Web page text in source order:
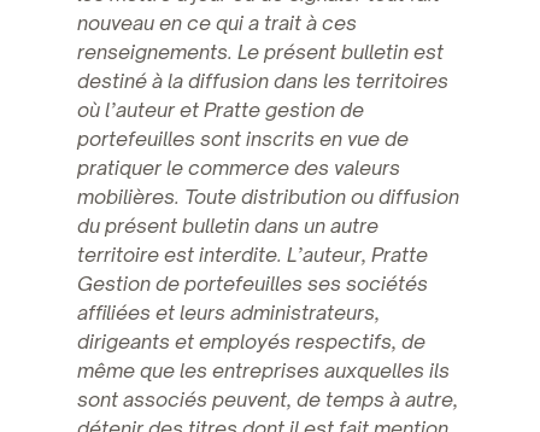
nouveau en ce qui a trait à ces
renseignements. Le présent bulletin est
destiné à la diffusion dans les territoires
où l’auteur et Pratte gestion de
portefeuilles sont inscrits en vue de
pratiquer le commerce des valeurs
mobilières. Toute distribution ou diffusion
du présent bulletin dans un autre
territoire est interdite. L’auteur, Pratte
Gestion de portefeuilles ses sociétés
affiliées et leurs administrateurs,
dirigeants et employés respectifs, de
même que les entreprises auxquelles ils
sont associés peuvent, de temps à autre,